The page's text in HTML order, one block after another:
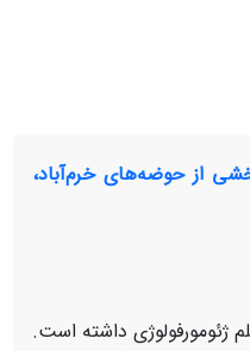
از حوضه‌های خرم‌آباد،
ژئومورفولوژی داشته است.